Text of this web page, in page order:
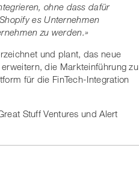
ohne dass dafür
es Unternehmen
zu werden.»
und plant, das neue
die Markteinführung zu
für die FinTech-Integration
Stuff Ventures und Alert